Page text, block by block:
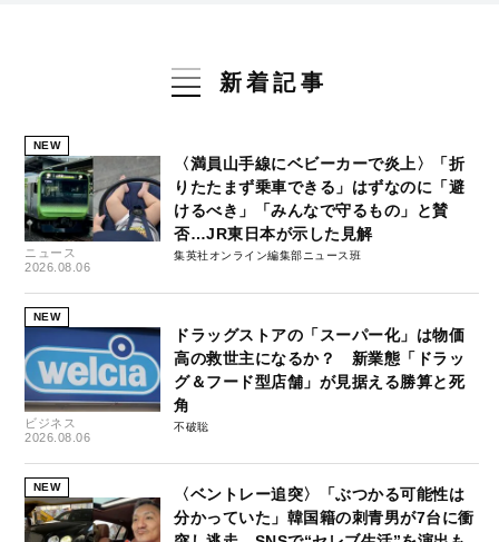
新着記事
NEW
ニュース
2026.08.06
〈満員山手線にベビーカーで炎上〉「折
りたたまず乗車できる」はずなのに「避
けるべき」「みんなで守るもの」と賛
否…JR東日本が示した見解
集英社オンライン編集部ニュース班
NEW
ビジネス
2026.08.06
ドラッグストアの「スーパー化」は物価
高の救世主になるか？ 新業態「ドラッ
グ＆フード型店舗」が見据える勝算と死
角
不破聡
NEW
〈ベントレー追突〉「ぶつかる可能性は
分かっていた」韓国籍の刺青男が7台に衝